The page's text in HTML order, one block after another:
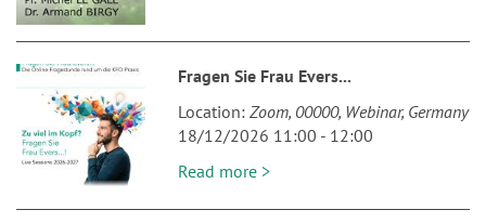
Fragen Sie Frau Evers...
Location Zoom 00000 Webinar Germany
18/12/2026 11:00 - 12:00
Read more >